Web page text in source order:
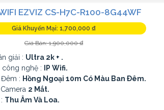
EZVIZ CS-H7C-R100-8G44WF
Giá Khuyến Mại: 1,700,000 ₫
Giá Bán: 1,900,000 ₫
giải : Ultra 2k + .
công nghệ :
IP Wifi.
: Hồng Ngoại 10m Có Màu Ban Ðêm.
2 Mắt.
Thu Âm Và Loa.